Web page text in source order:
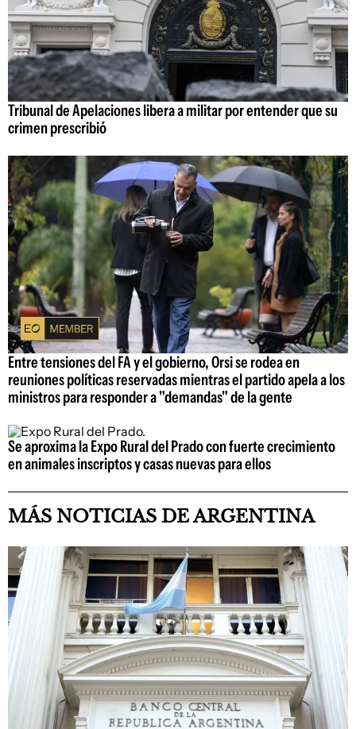
Tribunal de Apelaciones libera a militar por entender que su
crimen prescribió
Entre tensiones del FA y el gobierno, Orsi se rodea en
reuniones políticas reservadas mientras el partido apela a los
ministros para responder a "demandas" de la gente
Se aproxima la Expo Rural del Prado con fuerte crecimiento
en animales inscriptos y casas nuevas para ellos
MÁS NOTICIAS DE ARGENTINA